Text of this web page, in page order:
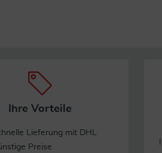
Ihre Vorteile
Lieferung mit DHL
Preise